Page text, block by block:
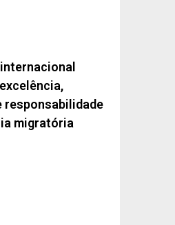
responsabilidade
migratória